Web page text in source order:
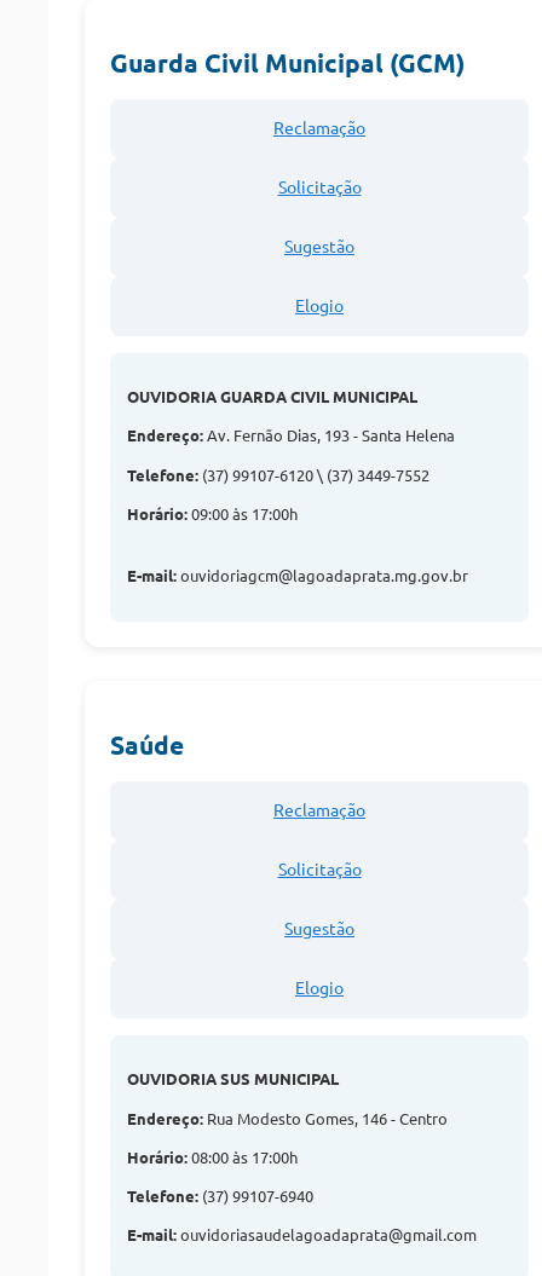
Guarda Civil Municipal (GCM)
Reclamação
Solicitação
Sugestão
Elogio
OUVIDORIA GUARDA CIVIL MUNICIPAL
Endereço: Av. Fernão Dias, 193 - Santa Helena
Telefone: (37) 99107-6120 \ (37) 3449-7552
Horário: 09:00 às 17:00h
E-mail: ouvidoriagcm@lagoadaprata.mg.gov.br
Saúde
Reclamação
Solicitação
Sugestão
Elogio
OUVIDORIA SUS MUNICIPAL
Endereço: Rua Modesto Gomes, 146 - Centro
Horário: 08:00 às 17:00h
Telefone: (37) 99107-6940
E-mail: ouvidoriasaudelagoadaprata@gmail.com